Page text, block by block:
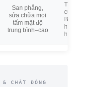
San phẳng,
sửa chữa mọi
tấm mật độ
trung bình–cao
Tỷ
cứng
B370,
hợp
hơn
CHẤT ĐÓNG